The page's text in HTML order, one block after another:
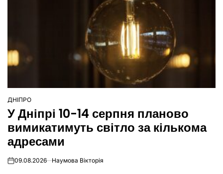
ОПУБЛІКУВАТИ
У
ДНІПРО
У Дніпрі 10-14 серпня планово
вимикатимуть світло за кількома
адресами
on09.08.2026 Наумова Вікторія